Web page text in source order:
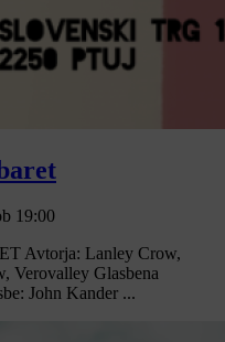
19:00
Avtorja: Lanley Crow,
Verovalley Glasbena
John Kander ...